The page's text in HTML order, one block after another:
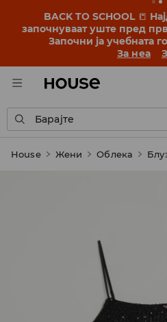
BACK TO SCHOOL 📒
започнуваат уште пред
Започни ја учебната
За неа
Барајте
House Жени Облека